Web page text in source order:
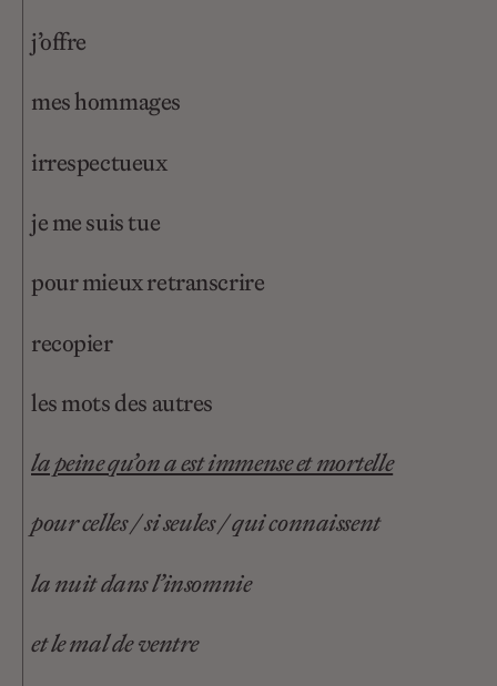
j’offre
mes hommages
irrespectueux
je me suis tue
pour mieux retranscrire
recopier
les mots des autres
la peine qu’on a est immense et mortelle
pour celles / si seules / qui connaissent
la nuit dans l’insomnie
et le mal de ventre